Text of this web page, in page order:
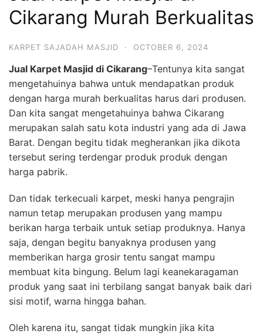
Cikarang Murah Berkualitas
KARPET SAJADAH MASJID · OCTOBER 6, 2024
Jual Karpet Masjid di Cikarang–Tentunya kita sangat
mengetahuinya bahwa untuk mendapatkan produk
dengan harga murah berkualitas harus dari produsen.
Dan kita sangat mengetahuinya bahwa Cikarang
merupakan salah satu kota industri yang ada di Jawa
Barat. Dengan begitu tidak megherankan jika dikota
tersebut sering terdengar produk produk dengan
harga pabrik.
Dan tidak terkecuali karpet, meski hanya pengrajin
namun tetap merupakan produsen yang mampu
berikan harga terbaik untuk setiap produknya. Hanya
saja, dengan begitu banyaknya produsen yang
memberikan harga grosir tentu sangat mampu
membuat kita bingung. Belum lagi keanekaragaman
produk yang saat ini terbilang sangat banyak baik dari
sisi motif, warna hingga bahan.
Oleh karena itu, sangat tidak mungkin jika kita